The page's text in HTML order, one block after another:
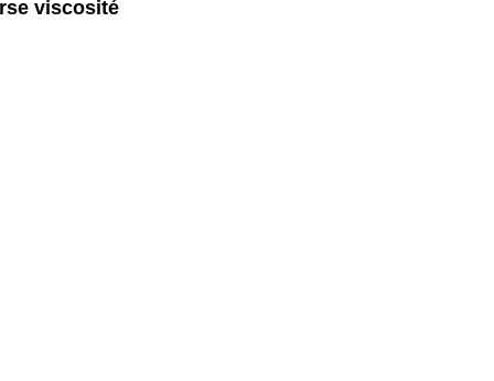
viscosité